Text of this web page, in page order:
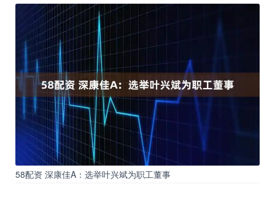
58配资 深康佳A：选举叶兴斌为职工董事